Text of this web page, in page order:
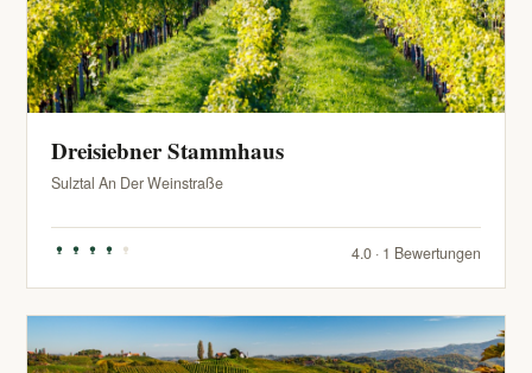
Dreisiebner Stammhaus
Sulztal An Der Weinstraße
4.0 · 1 Bewertungen